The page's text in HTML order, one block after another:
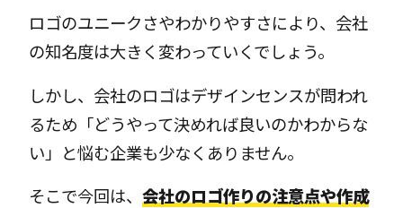
ロゴのユニークさやわかりやすさにより、会社
の知名度は大きく変わっていくでしょう。
しかし、会社のロゴはデザインセンスが問われ
るため「どうやって決めれば良いのかわからな
い」と悩む企業も少なくありません。
そこで今回は、会社のロゴ作りの注意点や作成